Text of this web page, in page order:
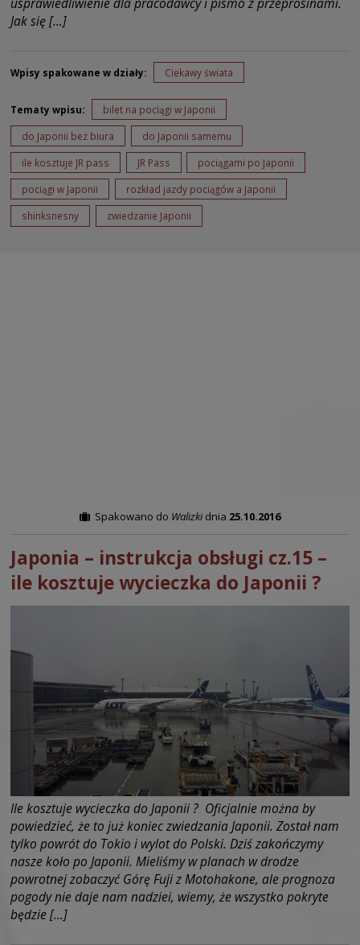
Jak się […]
Wpisy spakowane w działy: Ciekawy świata
Tematy wpisu: bilet na pociągi w Japonii
do Japonii bez biura do Japonii samemu
ile kosztuje JR pass JR Pass pociągami po Japonii
pociągi w Japonii rozkład jazdy pociągów a Japonii
shinksnesny zwiedzanie Japonii
Spakowano do Walizkidnia 25.10.2016
Japonia – instrukcja obsługi cz.15 –
ile kosztuje wycieczka do Japonii ?
Ile kosztuje wycieczka do Japonii ? Oficjalnie można by
powiedzieć, że to już koniec zwiedzania Japonii. Został nam
tylko powrót do Tokio i wylot do Polski. Dziś zakończymy
nasze koło po Japonii. Mieliśmy w planach w drodze
powrotnej zobaczyć Górę Fuji z Motohakone, ale prognoza
pogody nie daje nam nadziei, wiemy, że wszystko pokryte
będzie […]